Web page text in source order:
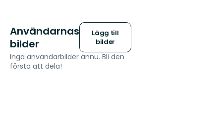
Användarnas
bilder
Lägg till
bilder
Inga användarbilder ännu. Bli den
första att dela!